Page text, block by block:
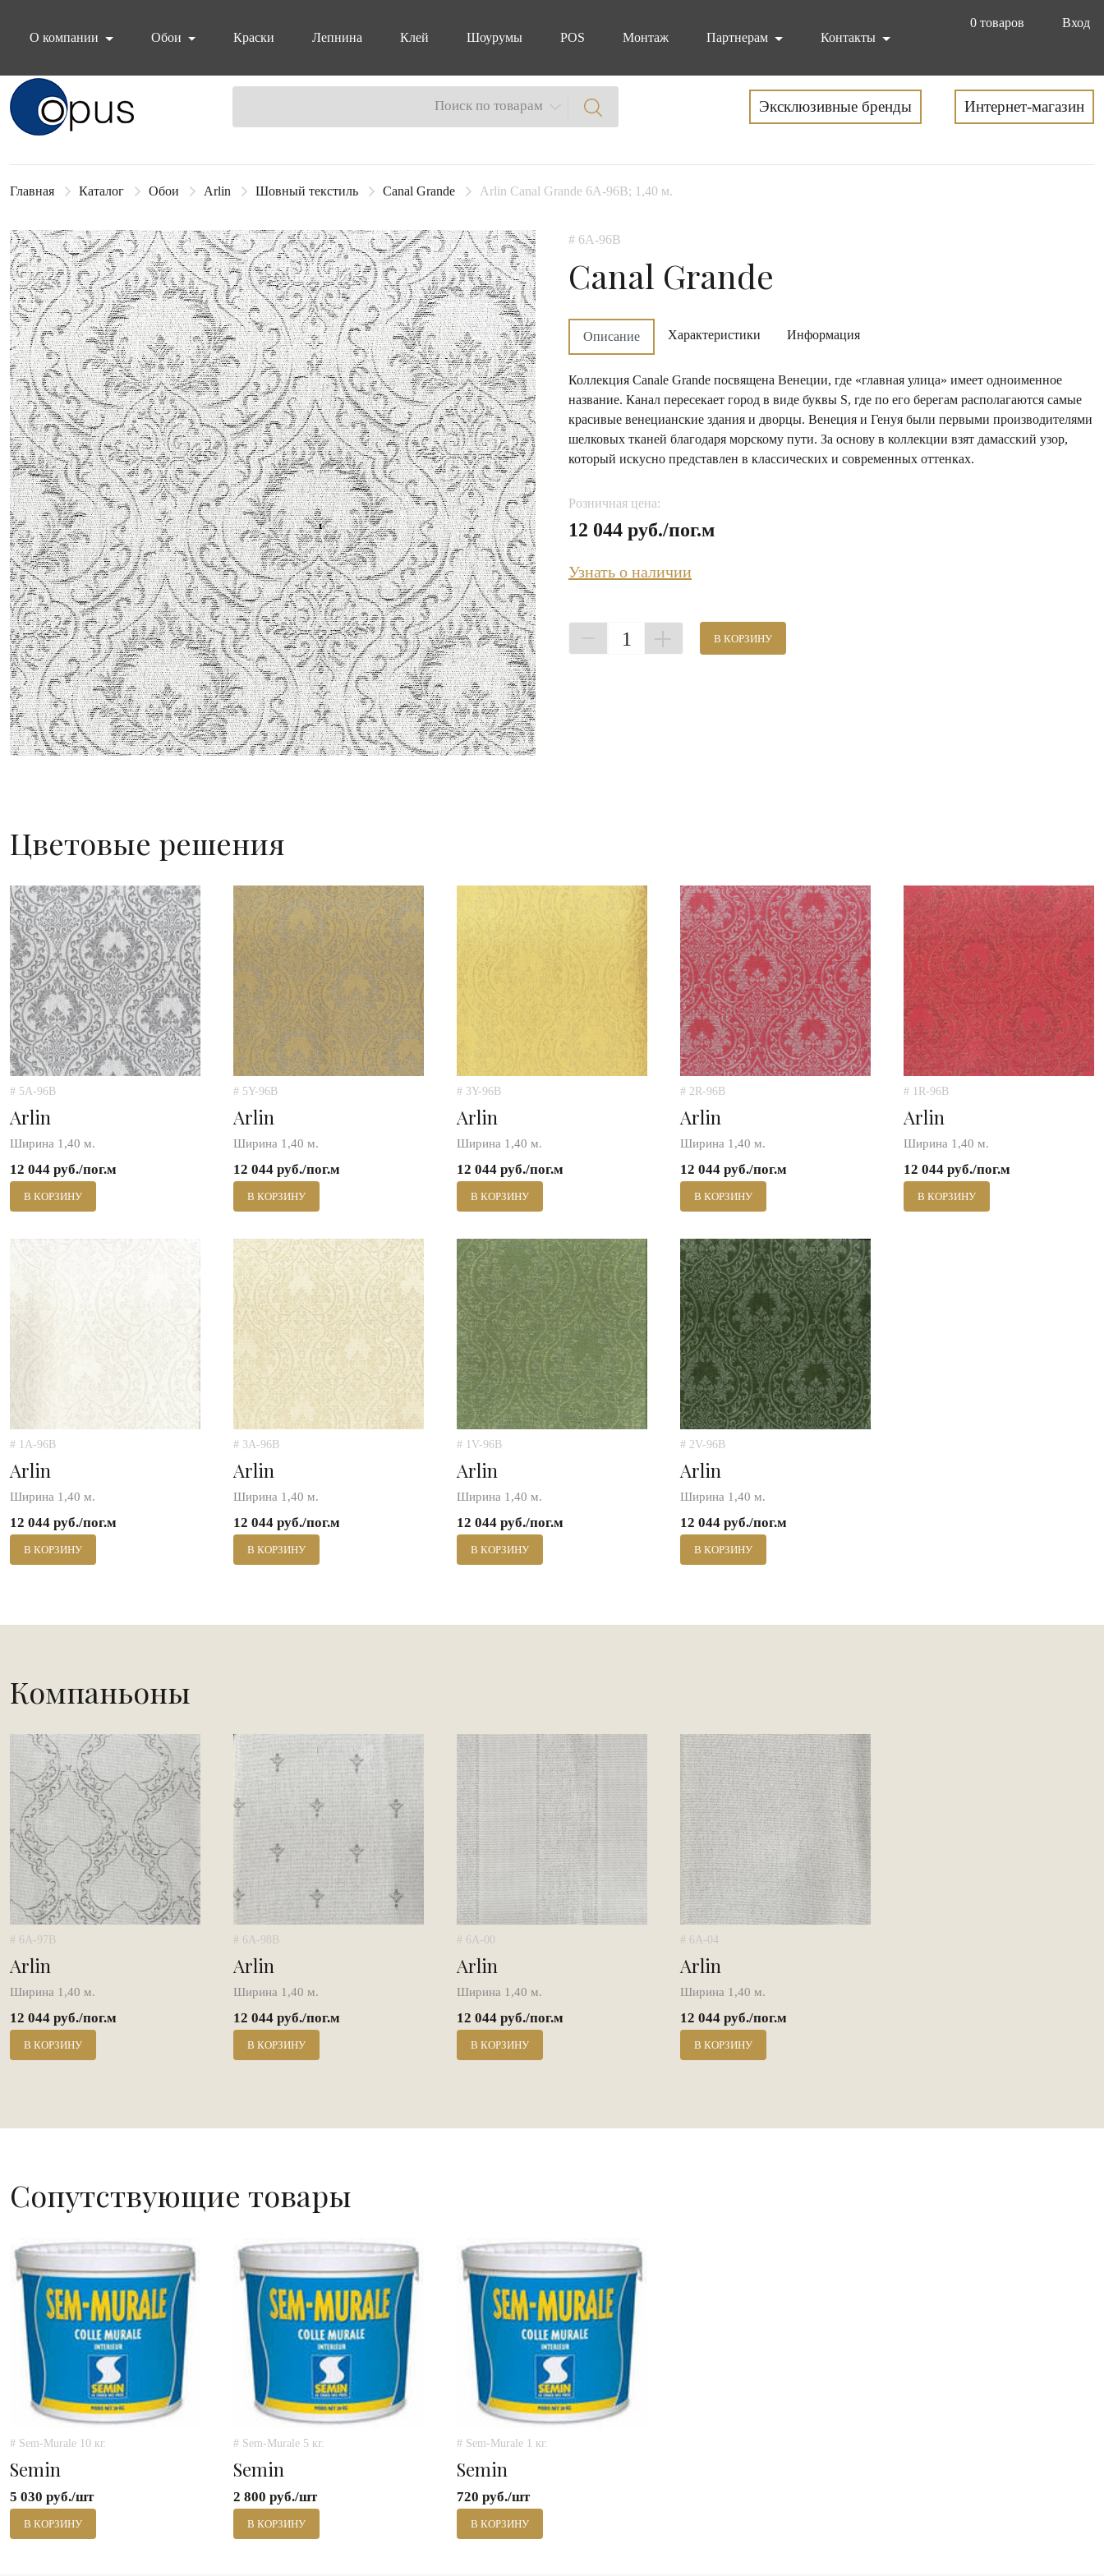
0 товаров
Вход
О компании
Обои Краски Лепнина Клей Шоурумы POS Монтаж Партнерам Контакты
Блок поиска Поиск по товарам Эксклюзивные бренды Интернет-магазин
Главная Каталог Обои Arlin Шовный текстиль Canal Grande Arlin Canal Grande 6A-96B; 1,40 м.
# 6A-96B
Canal Grande
Описание Характеристики Информация
Коллекция Сanale Grande посвящена Венеции, где «главная улица» имеет одноименное
название. Канал пересекает город в виде буквы S, где по его берегам располагаются самые
красивые венецианские здания и дворцы. Венеция и Генуя были первыми производителями
шелковых тканей благодаря морскому пути. За основу в коллекции взят дамасский узор,
который искусно представлен в классических и современных оттенках.
Розничная цена:
12 044 руб./пог.м
Узнать о наличии
1 В КОРЗИНУ
Цветовые решения
# 5A-96B
Arlin
Ширина 1,40 м.
12 044 руб./пог.м
В КОРЗИНУ
# 5Y-96B
Arlin
Ширина 1,40 м.
12 044 руб./пог.м
В КОРЗИНУ
# 3Y-96B
Arlin
Ширина 1,40 м.
12 044 руб./пог.м
В КОРЗИНУ
# 2R-96B
Arlin
Ширина 1,40 м.
12 044 руб./пог.м
В КОРЗИНУ
# 1R-96B
Arlin
Ширина 1,40 м.
12 044 руб./пог.м
В КОРЗИНУ
# 1A-96B
Arlin
Ширина 1,40 м.
12 044 руб./пог.м
В КОРЗИНУ
# 3A-96B
Arlin
Ширина 1,40 м.
12 044 руб./пог.м
В КОРЗИНУ
# 1V-96B
Arlin
Ширина 1,40 м.
12 044 руб./пог.м
В КОРЗИНУ
# 2V-96B
Arlin
Ширина 1,40 м.
12 044 руб./пог.м
В КОРЗИНУ
Компаньоны
# 6A-97B
Arlin
Ширина 1,40 м.
12 044 руб./пог.м
В КОРЗИНУ
# 6A-98B
Arlin
Ширина 1,40 м.
12 044 руб./пог.м
В КОРЗИНУ
# 6A-00
Arlin
Ширина 1,40 м.
12 044 руб./пог.м
В КОРЗИНУ
# 6A-04
Arlin
Ширина 1,40 м.
12 044 руб./пог.м
В КОРЗИНУ
Сопутствующие товары
# Sem-Murale 10 кг.
Semin
5 030 руб./шт
В КОРЗИНУ
# Sem-Murale 5 кг.
Semin
2 800 руб./шт
В КОРЗИНУ
# Sem-Murale 1 кг.
Semin
720 руб./шт
В КОРЗИНУ